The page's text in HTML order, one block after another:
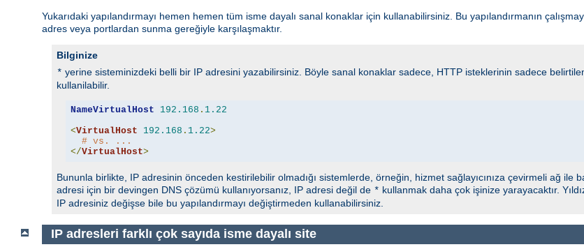
Yukarıdaki yapılandırmayı hemen hemen tüm isme dayalı sanal konaklar için kullanabilirsiniz. Bu yapılandırmanın
adres veya portlardan sunma gereğiyle karşılaşmaktır.
Bilginize
* yerine sisteminizdeki belli bir IP adresini yazabilirsiniz. Böyle sanal konaklar sadece, HTTP isteklerinin sadece
kullanilabilir.
NameVirtualHost 192.168 . 1.22
<VirtualHost 192.168 . 1.22>
# vs. ...
</VirtualHost>
Bununla birlikte, IP adresinin önceden kestirilebilir olmadığı sistemlerde, örneğin, hizmet sağlayıcınıza çevirmeli ağ ile
adresi için bir devingen DNS çözümü kullanıyorsanız, IP adresi değil de * kullanmak daha çok işinize yarayacaktır.
IP adresiniz değişse bile bu yapılandırmayı değiştirmeden kullanabilirsiniz.
IP adresleri farklı çok sayıda isme dayalı site